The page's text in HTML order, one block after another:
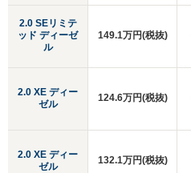
2.0 SEリミテ
ッド ディーゼ
ル
2.0 XE ディー
ゼル
2.0 XE ディー
ゼル
149.1万円(税抜)
124.6万円(税抜)
132.1万円(税抜)